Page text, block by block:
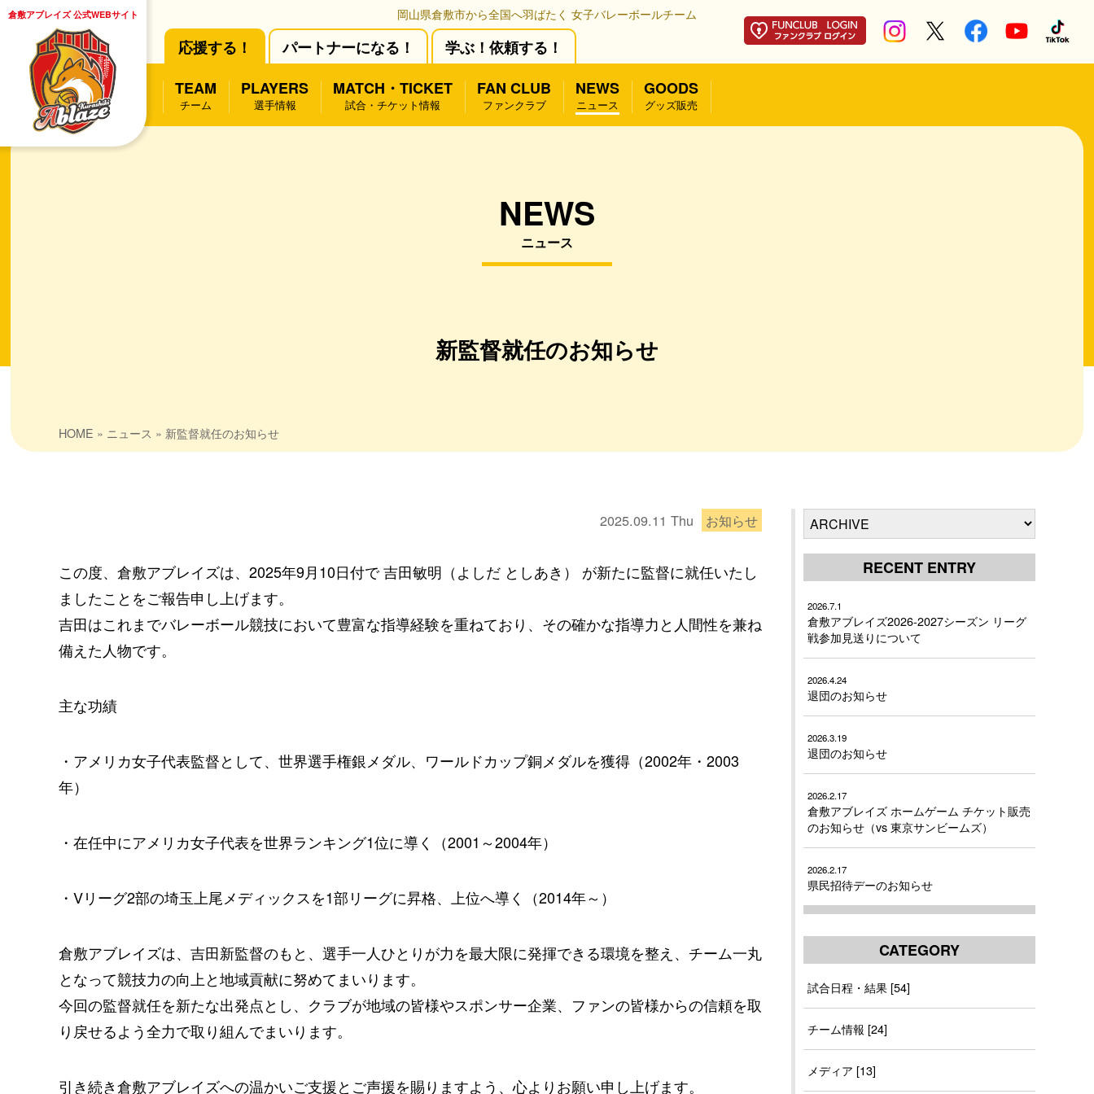
倉敷アブレイズ 公式WEBサイト 岡山県倉敷市から全国へ羽ばたく 女子バレーボールチーム
応援する！ パートナーになる！
学ぶ！依頼する！
TEAM
チーム
PLAYERS
選手情報
MATCH・TICKET
試合・チケット情報
FAN CLUB
ファンクラブ
NEWS
ニュース
GOODS
グッズ販売
NEWS
ニュース
新監督就任のお知らせ
HOME » ニュース » 新監督就任のお知らせ
2025.09.11 Thu お知らせ
この度、倉敷アブレイズは、2025年9月10日付で 吉田敏明（よしだ としあき） が新たに監督に就任いたし
ましたことをご報告申し上げます。
吉田はこれまでバレーボール競技において豊富な指導経験を重ねており、その確かな指導力と人間性を兼ね
備えた人物です。
主な功績
・アメリカ女子代表監督として、世界選手権銀メダル、ワールドカップ銅メダルを獲得（2002年・2003
年）
・在任中にアメリカ女子代表を世界ランキング1位に導く（2001～2004年）
・Vリーグ2部の埼玉上尾メディックスを1部リーグに昇格、上位へ導く（2014年～）
倉敷アブレイズは、吉田新監督のもと、選手一人ひとりが力を最大限に発揮できる環境を整え、チーム一丸
となって競技力の向上と地域貢献に努めてまいります。
今回の監督就任を新たな出発点とし、クラブが地域の皆様やスポンサー企業、ファンの皆様からの信頼を取
り戻せるよう全力で取り組んでまいります。
引き続き倉敷アブレイズへの温かいご支援とご声援を賜りますよう、心よりお願い申し上げます。
RECENT ENTRY
2026.7.1
倉敷アブレイズ2026-2027シーズン リーグ
戦参加見送りについて
2026.4.24
退団のお知らせ
2026.3.19
退団のお知らせ
2026.2.17
倉敷アブレイズ ホームゲーム チケット販売
のお知らせ（vs 東京サンビームズ）
2026.2.17
県民招待デーのお知らせ
CATEGORY
試合日程・結果 [54]
チーム情報 [24]
メディア [13]